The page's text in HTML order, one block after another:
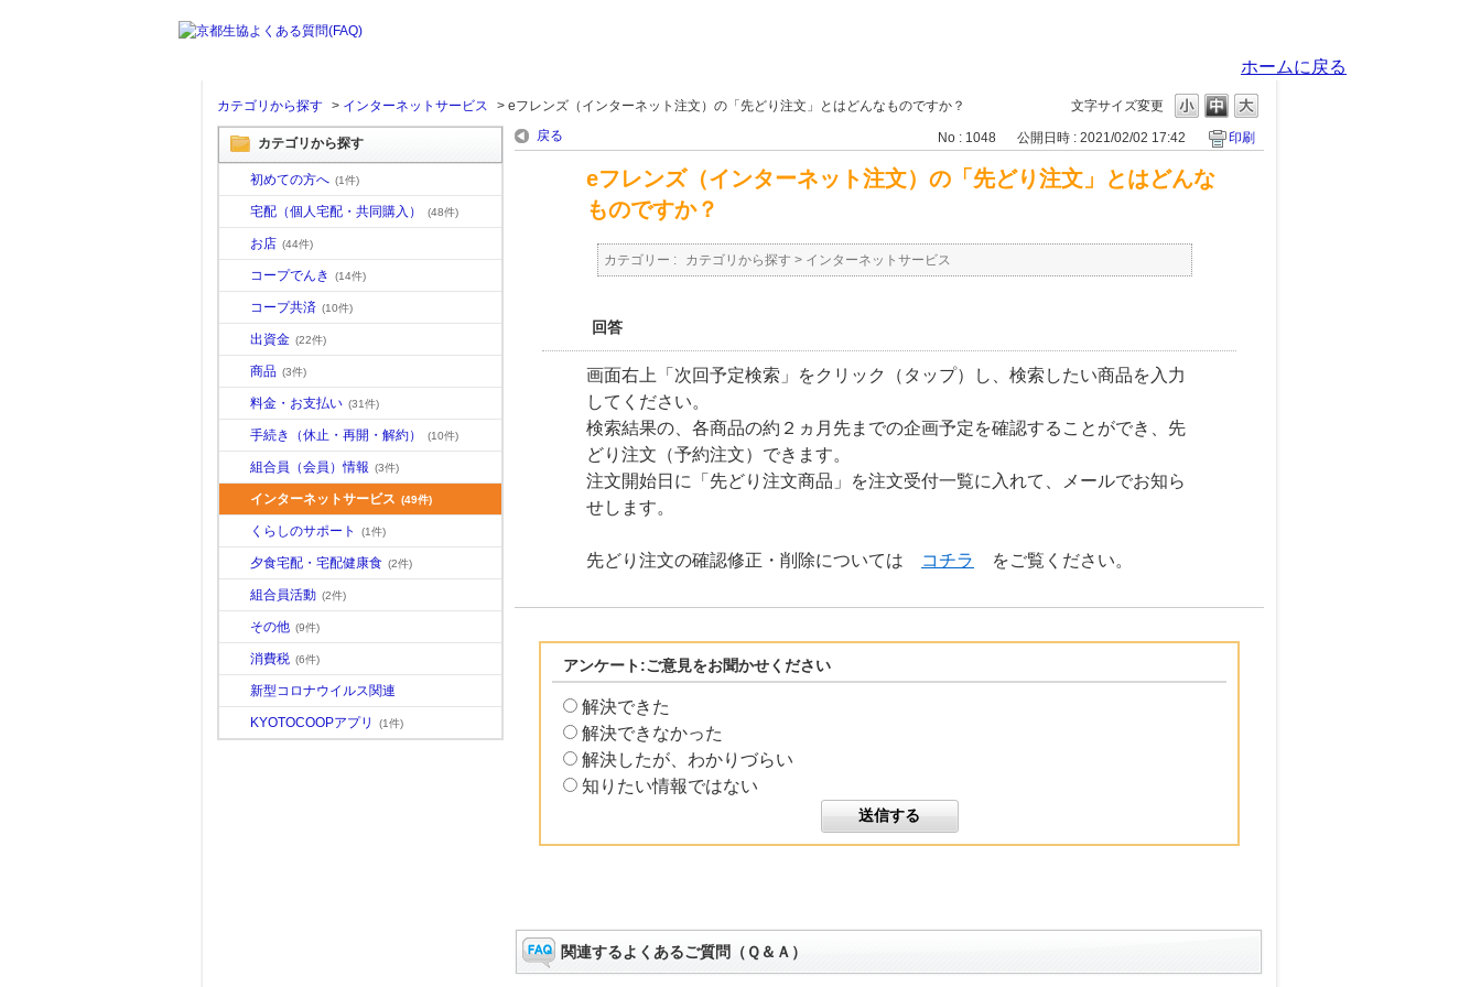
ホームに戻る
文字サイズ変更
カテゴリから探す > インターネットサービス > eフレンズ（インターネット注文）の「先どり注文」とはどんなものですか？
カテゴリから探す
初めての方へ (1件)
宅配（個人宅配・共同購入） (48件)
お店 (44件)
コープでんき (14件)
コープ共済 (10件)
出資金 (22件)
商品 (3件)
料金・お支払い (31件)
手続き（休止・再開・解約） (10件)
組合員（会員）情報 (3件)
インターネットサービス (49件)
くらしのサポート (1件)
夕食宅配・宅配健康食 (2件)
組合員活動 (2件)
その他 (9件)
消費税 (6件)
新型コロナウイルス関連
KYOTOCOOPアプリ (1件)
戻る No : 1048 公開日時 : 2021/02/02 17:42 印刷
eフレンズ（インターネット注文）の「先どり注文」とはどんな
ものですか？
カテゴリー : カテゴリから探す > インターネットサービス
回答
画面右上「次回予定検索」をクリック（タップ）し、検索したい商品を入力
してください。
検索結果の、各商品の約２ヵ月先までの企画予定を確認することができ、先
どり注文（予約注文）できます。
注文開始日に「先どり注文商品」を注文受付一覧に入れて、メールでお知ら
せします。
先どり注文の確認修正・削除については コチラ をご覧ください。
アンケート:ご意見をお聞かせください
解決できた
解決できなかった
解決したが、わかりづらい
知りたい情報ではない
関連するよくあるご質問（Ｑ＆Ａ）